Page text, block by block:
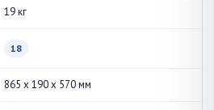
19 кг
18
865 x 190 x 570 мм